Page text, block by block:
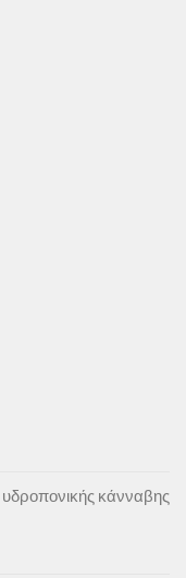
υδροπονικής κάνναβης